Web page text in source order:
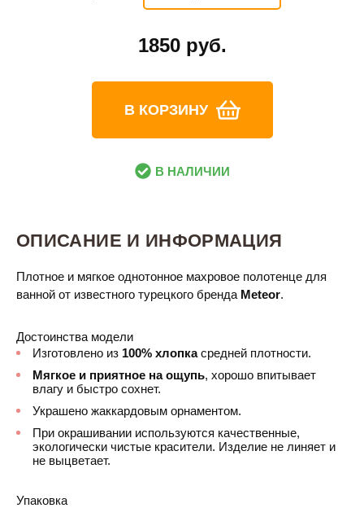
1850 руб.
В КОРЗИНУ
В НАЛИЧИИ
ОПИСАНИЕ И ИНФОРМАЦИЯ
Плотное и мягкое однотонное махровое полотенце для
ванной от известного турецкого бренда Meteor.
Достоинства модели
Изготовлено из 100% хлопкасредней плотности.
Мягкое и приятное на ощупь, хорошо впитывает
влагу и быстро сохнет.
Украшено жаккардовым орнаментом.
При окрашивании используются качественные,
экологически чистые красители. Изделие не линяет и
не выцветает.
Упаковка